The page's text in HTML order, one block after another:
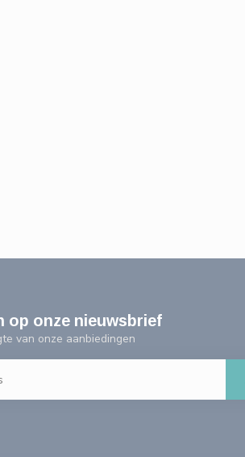
op onze nieuwsbrief
van onze aanbiedingen